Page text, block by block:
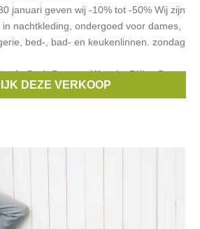
januari geven wij -10% tot -50% Wij zijn
nachtkleding, ondergoed voor dames,
bed-, bad- en keukenlinnen. zondag
,Petit Bateau,Woody,Björn Borg,
DEZE VERKOOP